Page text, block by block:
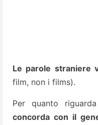
Le parole straniere
film, non i films).
Per quanto riguarda
concorda con il